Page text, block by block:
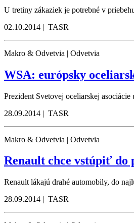
U tretiny zákaziek je potrebné v
02.10.2014 | TASR
Makro & Odvetvia | Odvetvia
WSA: európsky
Prezident Svetovej oceliarskej
28.09.2014 | TASR
Makro & Odvetvia | Odvetvia
Renault chce vstúpiť do
Renault lákajú drahé automobily, do
28.09.2014 | TASR